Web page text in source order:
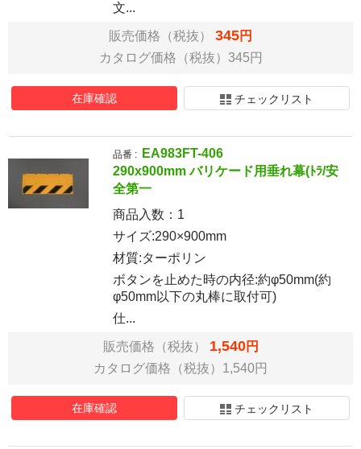
文...
販売価格（税抜） 345円
カタログ価格（税抜）345円
在庫確認 チェックリスト
品番 :
EA983FT-406
290x900mm バリケード用垂れ幕(ﾄﾗ/安
全第一
商品入数： 1
サイズ:290×900mm
材質:ターポリン
ボタンを止めた時の内径:約φ50mm(約
φ50mm以下の丸棒に取付可)
仕...
販売価格（税抜） 1,540円
カタログ価格（税抜）1,540円
在庫確認 チェックリスト